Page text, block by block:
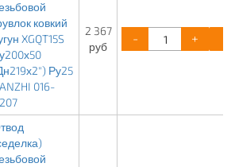
ковкий
XGQT15S
Ру25
016-
2 367
руб
- +